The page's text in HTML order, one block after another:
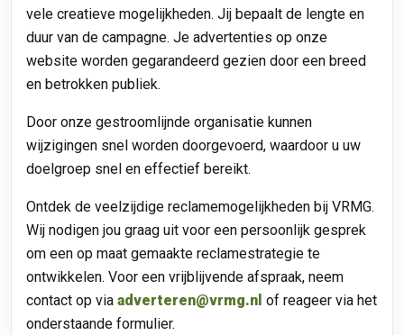
vele creatieve mogelijkheden. Jij bepaalt de lengte en
duur van de campagne. Je advertenties op onze
website worden gegarandeerd gezien door een breed
en betrokken publiek.
Door onze gestroomlijnde organisatie kunnen
wijzigingen snel worden doorgevoerd, waardoor u uw
doelgroep snel en effectief bereikt.
Ontdek de veelzijdige reclamemogelijkheden bij VRMG.
Wij nodigen jou graag uit voor een persoonlijk gesprek
om een op maat gemaakte reclamestrategie te
ontwikkelen. Voor een vrijblijvende afspraak, neem
contact op via adverteren@vrmg.nl of reageer via het
onderstaande formulier.